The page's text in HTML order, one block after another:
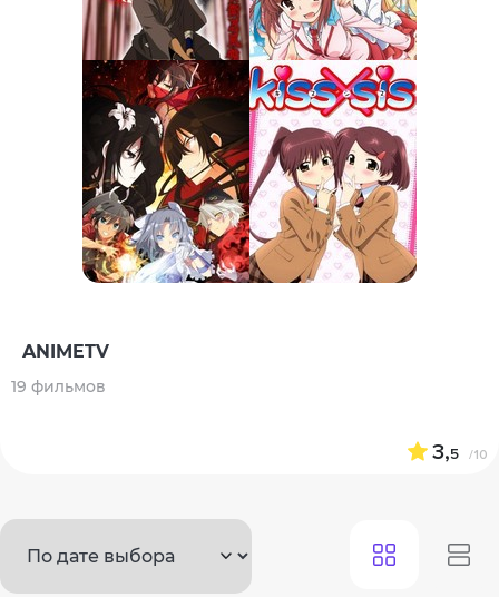
ANIMETV
19 фильмов
3,5 /10